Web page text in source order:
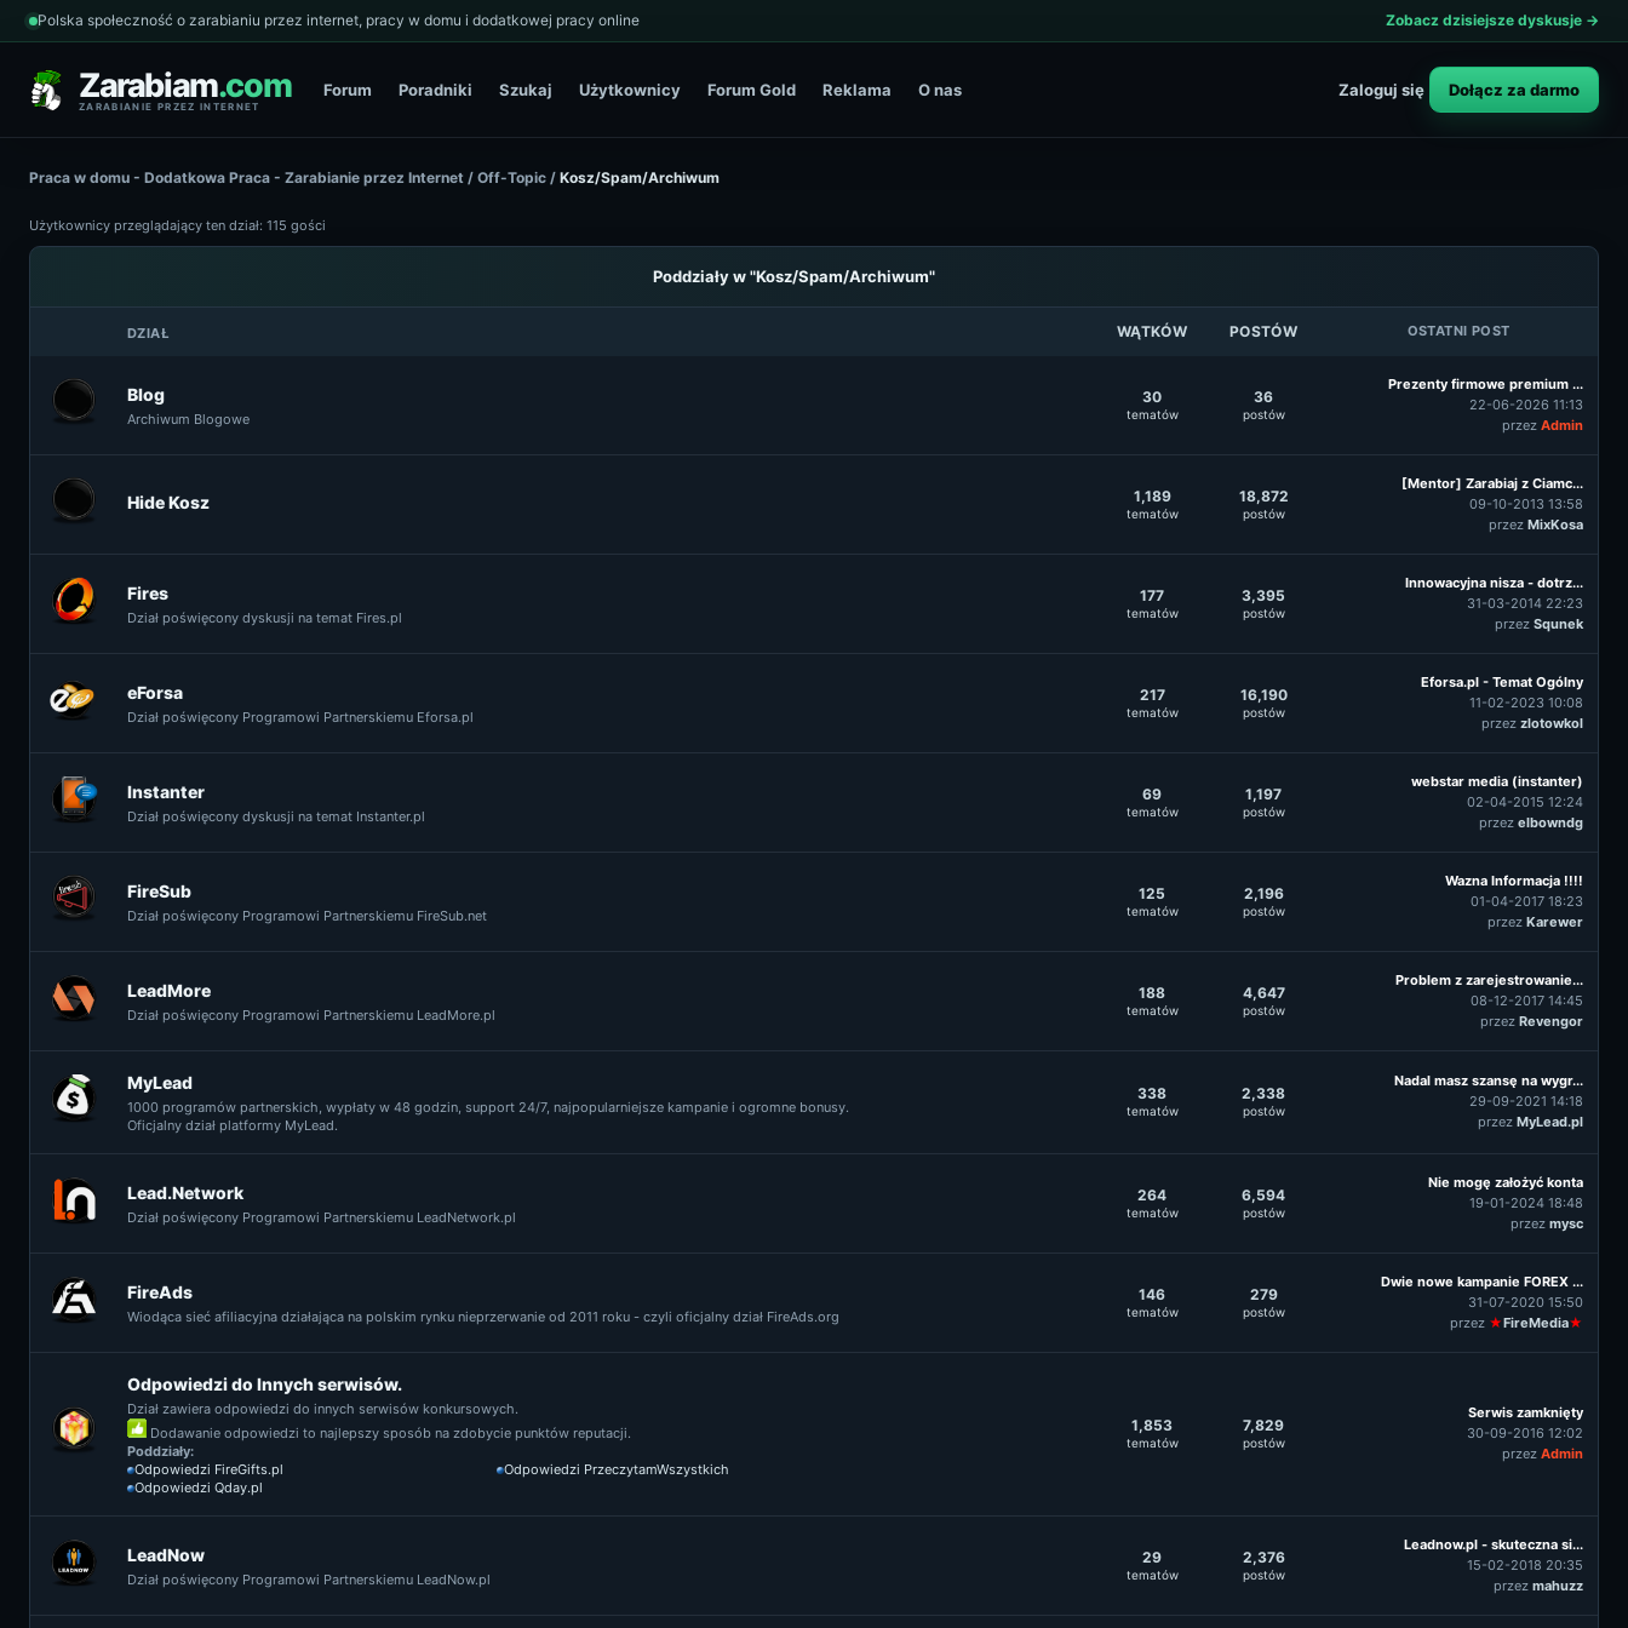
Polska społeczność o zarabianiu przez internet, pracy w domu i dodatkowej pracy online Zobacz dzisiejsze dyskusje →
Zarabiam.com
ZARABIANIE PRZEZ INTERNET
Forum Poradniki Szukaj Użytkownicy Forum Gold Reklama O nas Zaloguj się Dołącz za darmo
Praca w domu - Dodatkowa Praca - Zarabianie przez Internet / Off-Topic / Kosz/Spam/Archiwum
Użytkownicy przeglądający ten dział: 115 gości
Poddziały w "Kosz/Spam/Archiwum"
DZIAŁ WĄTKÓW POSTÓW OSTATNI POST
Blog
Archiwum Blogowe
30
tematów
36
postów
Prezenty firmowe premium ...
22-06-2026 11:13
przez Admin
Hide Kosz 1,189
tematów
18,872
postów
[Mentor] Zarabiaj z Ciamc...
09-10-2013 13:58
przez MixKosa
Fires
Dział poświęcony dyskusji na temat Fires.pl
177
tematów
3,395
postów
Innowacyjna nisza - dotrz...
31-03-2014 22:23
przez Squnek
eForsa
Dział poświęcony Programowi Partnerskiemu Eforsa.pl
217
tematów
16,190
postów
Eforsa.pl - Temat Ogólny
11-02-2023 10:08
przez zlotowkol
Instanter
Dział poświęcony dyskusji na temat Instanter.pl
69
tematów
1,197
postów
webstar media (instanter)
02-04-2015 12:24
przez elbowndg
FireSub
Dział poświęcony Programowi Partnerskiemu FireSub.net
125
tematów
2,196
postów
Wazna Informacja !!!!
01-04-2017 18:23
przez Karewer
LeadMore
Dział poświęcony Programowi Partnerskiemu LeadMore.pl
188
tematów
4,647
postów
Problem z zarejestrowanie...
08-12-2017 14:45
przez Revengor
MyLead
1000 programów partnerskich, wypłaty w 48 godzin, support 24/7, najpopularniejsze kampanie i ogromne bonusy.
Oficjalny dział platformy MyLead.
338
tematów
2,338
postów
Nadal masz szansę na wygr...
29-09-2021 14:18
przez MyLead.pl
Lead.Network
Dział poświęcony Programowi Partnerskiemu LeadNetwork.pl
264
tematów
6,594
postów
Nie mogę założyć konta
19-01-2024 18:48
przez mysc
FireAds
Wiodąca sieć afiliacyjna działająca na polskim rynku nieprzerwanie od 2011 roku - czyli oficjalny dział FireAds.org
146
tematów
279
postów
Dwie nowe kampanie FOREX ...
31-07-2020 15:50
przez ★FireMedia★
Odpowiedzi do Innych serwisów.
Dział zawiera odpowiedzi do innych serwisów konkursowych.
Dodawanie odpowiedzi to najlepszy sposób na zdobycie punktów reputacji.
Poddziały:
Odpowiedzi FireGifts.pl
Odpowiedzi PrzeczytamWszystkich
Odpowiedzi Qday.pl
1,853
tematów
7,829
postów
Serwis zamknięty
30-09-2016 12:02
przez Admin
LeadNow
Dział poświęcony Programowi Partnerskiemu LeadNow.pl
29
tematów
2,376
postów
Leadnow.pl - skuteczna si...
15-02-2018 20:35
przez mahuzz